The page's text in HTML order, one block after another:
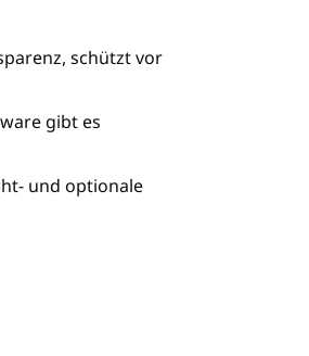
schützt vor
gibt es
und optionale